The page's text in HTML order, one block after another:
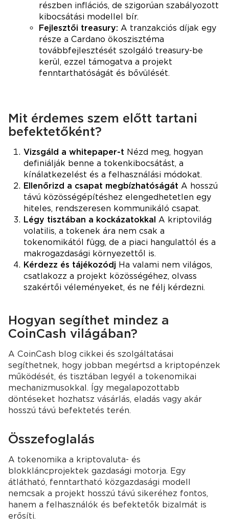
részben inflációs, de szigorúan szabályozott
kibocsátási modellel bír.
Fejlesztői treasury: A tranzakciós díjak egy
része a Cardano ökoszisztéma
továbbfejlesztését szolgáló treasury-be
kerül, ezzel támogatva a projekt
fenntarthatóságát és bővülését.
Mit érdemes szem előtt tartani
befektetőként?
Vizsgáld a whitepaper-t Nézd meg, hogyan
definiálják benne a tokenkibocsátást, a
kínálatkezelést és a felhasználási módokat.
Ellenőrizd a csapat megbízhatóságát A hosszú
távú közösségépítéshez elengedhetetlen egy
hiteles, rendszeresen kommunikáló csapat.
Légy tisztában a kockázatokkal A kriptovilág
volatilis, a tokenek ára nem csak a
tokenomikától függ, de a piaci hangulattól és a
makrogazdasági környezettől is.
Kérdezz és tájékozódj Ha valami nem világos,
csatlakozz a projekt közösségéhez, olvass
szakértői véleményeket, és ne félj kérdezni.
Hogyan segíthet mindez a
CoinCash világában?
A CoinCash blog cikkei és szolgáltatásai
segíthetnek, hogy jobban megértsd a kriptopénzek
működését, és tisztában legyél a tokenomikai
mechanizmusokkal. Így megalapozottabb
döntéseket hozhatsz vásárlás, eladás vagy akár
hosszú távú befektetés terén.
Összefoglalás
A tokenomika a kriptovaluta- és
blokkláncprojektek gazdasági motorja. Egy
átlátható, fenntartható közgazdasági modell
nemcsak a projekt hosszú távú sikeréhez fontos,
hanem a felhasználók és befektetők bizalmát is
erősíti.